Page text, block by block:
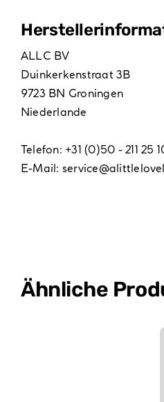
ALLC BV
Duinkerkenstraat 3B
9723 BN Groningen
Niederlande
Telefon: +31 (0)50 - 211 25
E-Mail:
Ähnliche